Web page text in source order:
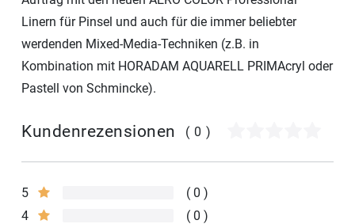
Linern für Pinsel und auch für die immer beliebter
werdenden Mixed-Media-Techniken (z.B. in
Kombination mit HORADAM AQUARELL PRIMAcryl oder
Pastell von Schmincke).
Kundenrezensionen (0)
5
0
4
0